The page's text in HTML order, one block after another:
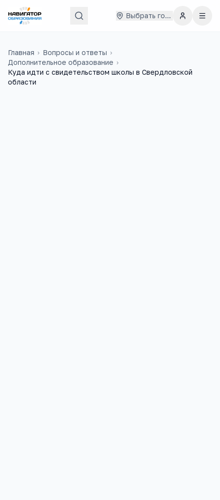
Выбрать город
Главная › Вопросы и ответы ›
Дополнительное образование ›
Куда идти с свидетельством школы в Свердловской
области